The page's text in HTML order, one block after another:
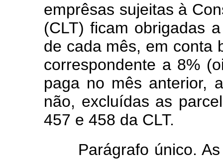
emprêsas sujeitas à
(CLT) ficam obrigadas
de cada mês, em conta
correspondente a 8%
paga no mês anterior,
não, excluídas as
457 e 458 da CLT.
Parágrafo único.